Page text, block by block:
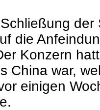
der
die
Konzern
China war,
einigen